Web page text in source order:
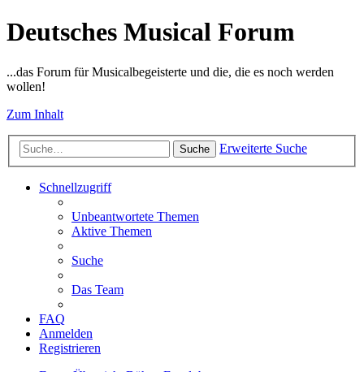
Deutsches Musical Forum
...das Forum für Musicalbegeisterte und die, die es noch werden
wollen!
Zum Inhalt
Suche Erweiterte Suche
Schnellzugriff
Unbeantwortete Themen
Aktive Themen
Suche
Das Team
FAQ
Anmelden
Registrieren